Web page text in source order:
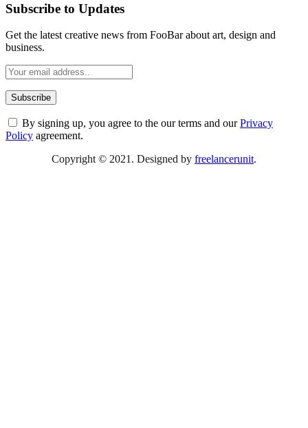
Subscribe to Updates
Get the latest creative news from FooBar about art, design and
business.
By signing up, you agree to the our terms and ourPrivacy
Policy agreement.
Copyright © 2021. Designed by freelancerunit.